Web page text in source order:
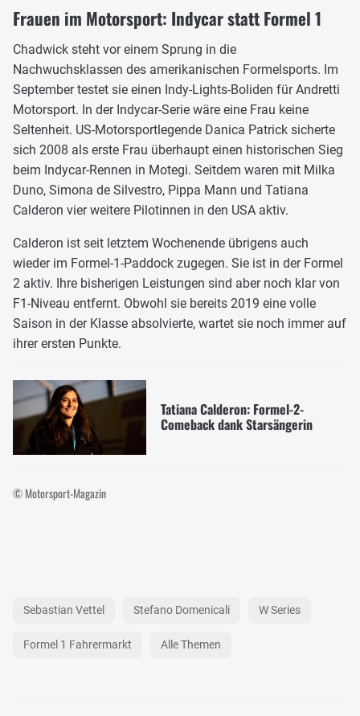
Frauen im Motorsport: Indycar statt Formel 1
Chadwick steht vor einem Sprung in die
Nachwuchsklassen des amerikanischen Formelsports. Im
September testet sie einen Indy-Lights-Boliden für Andretti
Motorsport. In der Indycar-Serie wäre eine Frau keine
Seltenheit. US-Motorsportlegende Danica Patrick sicherte
sich 2008 als erste Frau überhaupt einen historischen Sieg
beim Indycar-Rennen in Motegi. Seitdem waren mit Milka
Duno, Simona de Silvestro, Pippa Mann und Tatiana
Calderon vier weitere Pilotinnen in den USA aktiv.
Calderon ist seit letztem Wochenende übrigens auch
wieder im Formel-1-Paddock zugegen. Sie ist in der Formel
2 aktiv. Ihre bisherigen Leistungen sind aber noch klar von
F1-Niveau entfernt. Obwohl sie bereits 2019 eine volle
Saison in der Klasse absolvierte, wartet sie noch immer auf
ihrer ersten Punkte.
Tatiana Calderon: Formel-2-
Comeback dank Starsängerin
© Motorsport-Magazin
Sebastian Vettel Stefano Domenicali W Series
Formel 1 Fahrermarkt Alle Themen